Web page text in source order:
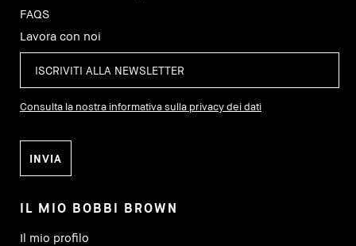
FAQS
Lavora con noi
Consulta la nostra informativa sulla privacy dei dati
IL MIO BOBBI BROWN
Il mio profilo